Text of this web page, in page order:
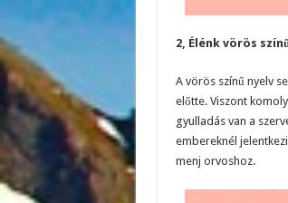
2, Élénk vörös
A vörös színű nyelv
előtte. Viszont
gyulladás van a
embereknél
menj orvoshoz.